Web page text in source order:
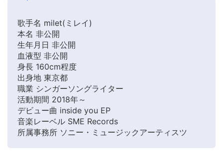
歌手名 milet(ミレイ)
本名 非公開
生年月日 非公開
血液型 非公開
身長 160cm程度
出身地 東京都
職業 シンガーソングライター
活動期間 2018年～
デビュー曲 inside you EP
音楽レーベル SME Records
所属事務所 ソニー・ミュージックアーティスツ